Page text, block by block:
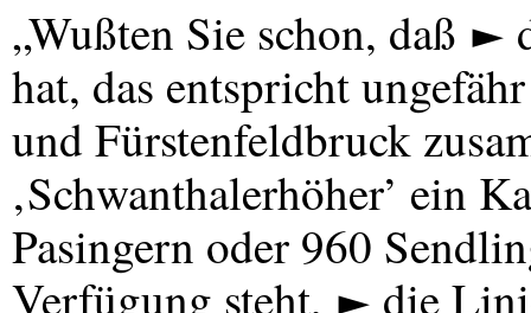
„Wußten Sie schon, daß ►
hat, das entspricht
und Fürstenfeldbruck
‚Schwanthalerhöher’ ein
Pasingern oder 960
Verfügung steht, ► die